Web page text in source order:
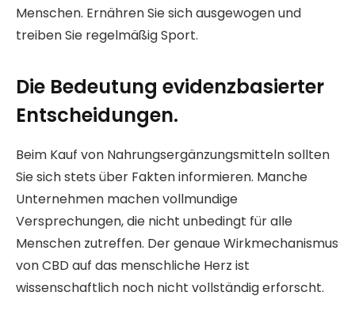
Menschen. Ernähren Sie sich ausgewogen und
treiben Sie regelmäßig Sport.
Die Bedeutung evidenzbasierter
Entscheidungen.
Beim Kauf von Nahrungsergänzungsmitteln sollten
Sie sich stets über Fakten informieren. Manche
Unternehmen machen vollmundige
Versprechungen, die nicht unbedingt für alle
Menschen zutreffen. Der genaue Wirkmechanismus
von CBD auf das menschliche Herz ist
wissenschaftlich noch nicht vollständig erforscht.